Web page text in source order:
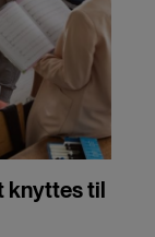
knyttes til